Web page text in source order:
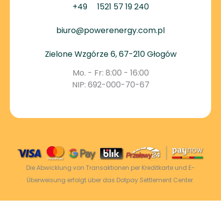
+49 1521 57 19 240
biuro@powerenergy.com.pl
Zielone Wzgórze 6, 67-210 Głogów
Mo. - Fr: 8:00 - 16:00
NIP: 692-000-70-67
Die Abwicklung von Transaktionen per Kreditkarte und E-
Überweisung erfolgt über das Dotpay Settlement Center.